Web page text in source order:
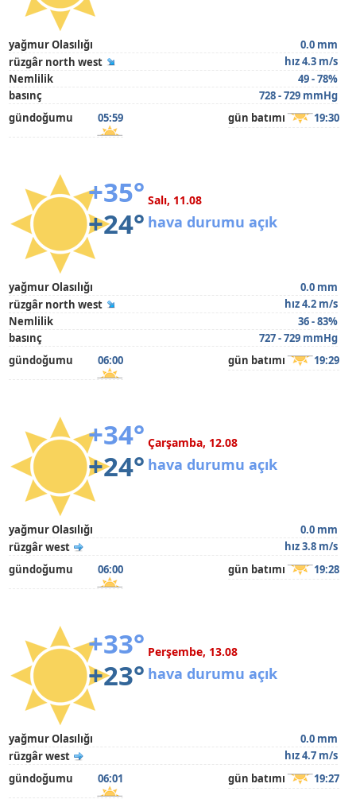
yağmur Olasılığı
0.0 mm
rüzgâr north west
hız 4.3 m/s
Nemlilik
49 - 78%
basınç
728 - 729 mmHg
gündoğumu
05:59 gün batımı 19:30
+35°
+24°
Salı, 11.08
hava durumu açık
yağmur Olasılığı
0.0 mm
rüzgâr north west
hız 4.2 m/s
Nemlilik
36 - 83%
basınç
727 - 729 mmHg
gündoğumu
06:00 gün batımı 19:29
+34°
+24°
Çarşamba, 12.08
hava durumu açık
yağmur Olasılığı
0.0 mm
rüzgâr west
hız 3.8 m/s
gündoğumu
06:00 gün batımı 19:28
+33°
+23°
Perşembe, 13.08
hava durumu açık
yağmur Olasılığı
0.0 mm
rüzgâr west
hız 4.7 m/s
gündoğumu
06:01 gün batımı 19:27